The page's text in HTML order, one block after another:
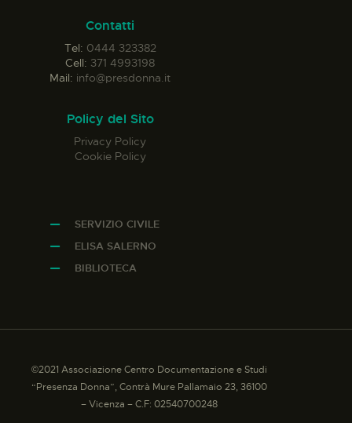
Contatti
Tel: 0444 323382
Cell: 371 4993198
Mail: info@presdonna.it
Policy del Sito
Privacy Policy
Cookie Policy
SERVIZIO CIVILE
ELISA SALERNO
BIBLIOTECA
©2021 Associazione Centro Documentazione e Studi
“Presenza Donna”, Contrà Mure Pallamaio 23, 36100
– Vicenza – C.F: 02540700248